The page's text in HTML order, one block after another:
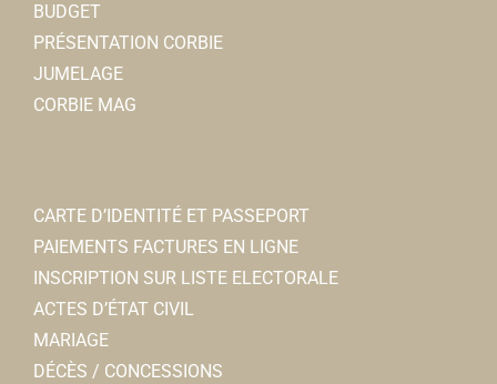
BUDGET
PRÉSENTATION CORBIE
JUMELAGE
CORBIE MAG
CARTE D’IDENTITÉ ET PASSEPORT
PAIEMENTS FACTURES EN LIGNE
INSCRIPTION SUR LISTE ELECTORALE
ACTES D’ÉTAT CIVIL
MARIAGE
DÉCÈS / CONCESSIONS